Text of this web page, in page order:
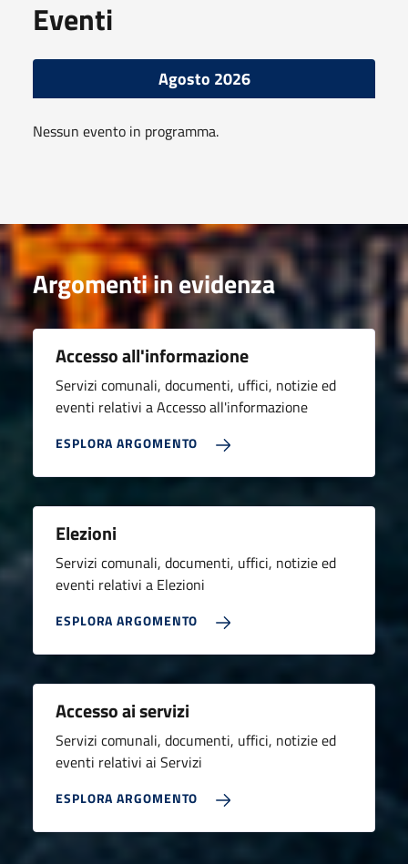
Eventi
Agosto 2026
Nessun evento in programma.
Argomenti in evidenza
Accesso all'informazione
Servizi comunali, documenti, uffici, notizie ed
eventi relativi a Accesso all'informazione
ESPLORA ARGOMENTO
Elezioni
Servizi comunali, documenti, uffici, notizie ed
eventi relativi a Elezioni
ESPLORA ARGOMENTO
Accesso ai servizi
Servizi comunali, documenti, uffici, notizie ed
eventi relativi ai Servizi
ESPLORA ARGOMENTO